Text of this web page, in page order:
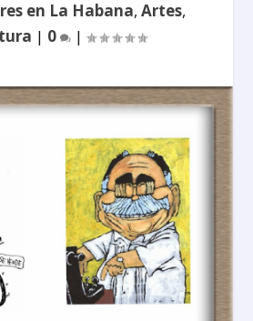
en La Habana, Artes,
| 0 |